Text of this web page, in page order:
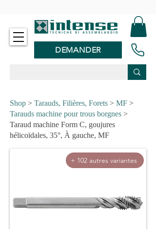
DEMANDER
Shop > Tarauds, Filières, Forets > MF >
Tarauds machine pour trous borgnes >
Taraud machine Form C, goujures
hélicoïdales, 35°, À gauche, MF
+ 102 autres variantes